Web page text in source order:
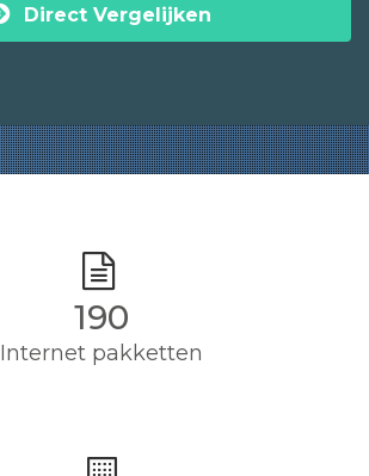
Direct Vergelijken
190
Internet pakketten